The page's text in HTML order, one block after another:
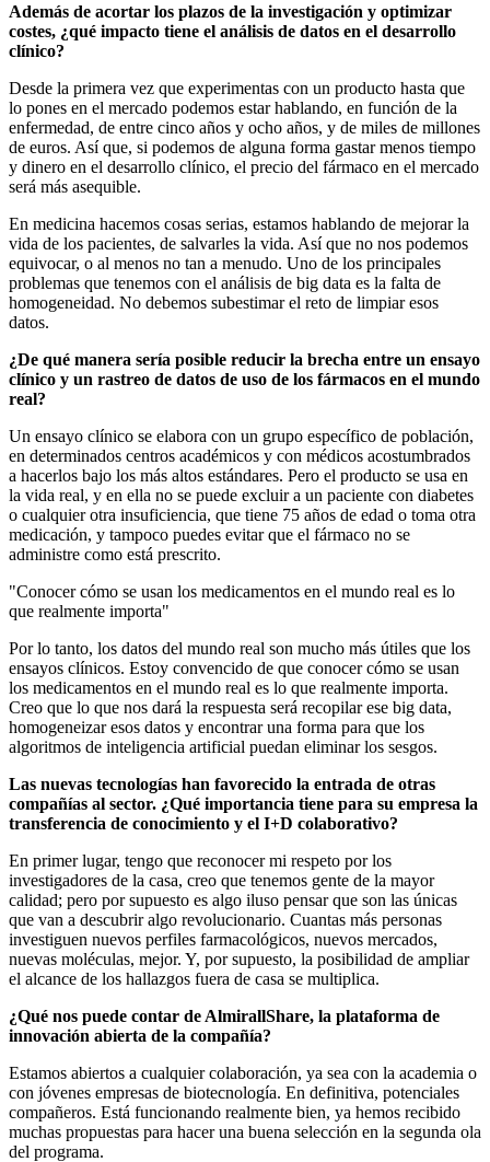
Además de acortar los plazos de la investigación y optimizar
costes, ¿qué impacto tiene el análisis de datos en el desarrollo
clínico?
Desde la primera vez que experimentas con un producto hasta que
lo pones en el mercado podemos estar hablando, en función de la
enfermedad, de entre cinco años y ocho años, y de miles de millones
de euros. Así que, si podemos de alguna forma gastar menos tiempo
y dinero en el desarrollo clínico, el precio del fármaco en el mercado
será más asequible.
En medicina hacemos cosas serias, estamos hablando de mejorar la
vida de los pacientes, de salvarles la vida. Así que no nos podemos
equivocar, o al menos no tan a menudo. Uno de los principales
problemas que tenemos con el análisis de big data es la falta de
homogeneidad. No debemos subestimar el reto de limpiar esos
datos.
¿De qué manera sería posible reducir la brecha entre un ensayo
clínico y un rastreo de datos de uso de los fármacos en el mundo
real?
Un ensayo clínico se elabora con un grupo específico de población,
en determinados centros académicos y con médicos acostumbrados
a hacerlos bajo los más altos estándares. Pero el producto se usa en
la vida real, y en ella no se puede excluir a un paciente con diabetes
o cualquier otra insuficiencia, que tiene 75 años de edad o toma otra
medicación, y tampoco puedes evitar que el fármaco no se
administre como está prescrito.
"Conocer cómo se usan los medicamentos en el mundo real es lo
que realmente importa"
Por lo tanto, los datos del mundo real son mucho más útiles que los
ensayos clínicos. Estoy convencido de que conocer cómo se usan
los medicamentos en el mundo real es lo que realmente importa.
Creo que lo que nos dará la respuesta será recopilar ese big data,
homogeneizar esos datos y encontrar una forma para que los
algoritmos de inteligencia artificial puedan eliminar los sesgos.
Las nuevas tecnologías han favorecido la entrada de otras
compañías al sector. ¿Qué importancia tiene para su empresa la
transferencia de conocimiento y el I+D colaborativo?
En primer lugar, tengo que reconocer mi respeto por los
investigadores de la casa, creo que tenemos gente de la mayor
calidad; pero por supuesto es algo iluso pensar que son las únicas
que van a descubrir algo revolucionario. Cuantas más personas
investiguen nuevos perfiles farmacológicos, nuevos mercados,
nuevas moléculas, mejor. Y, por supuesto, la posibilidad de ampliar
el alcance de los hallazgos fuera de casa se multiplica.
¿Qué nos puede contar de AlmirallShare, la plataforma de
innovación abierta de la compañía?
Estamos abiertos a cualquier colaboración, ya sea con la academia o
con jóvenes empresas de biotecnología. En definitiva, potenciales
compañeros. Está funcionando realmente bien, ya hemos recibido
muchas propuestas para hacer una buena selección en la segunda ola
del programa.